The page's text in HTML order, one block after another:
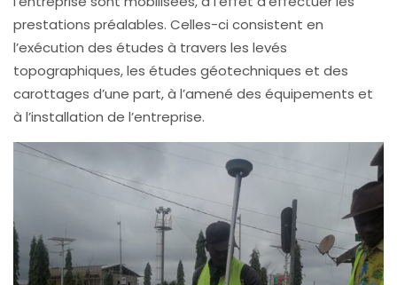
prestations préalables. Celles-ci consistent en
l’exécution des études à travers les levés
topographiques, les études géotechniques et des
carottages d’une part, à l’amené des équipements et
à l’installation de l’entreprise.